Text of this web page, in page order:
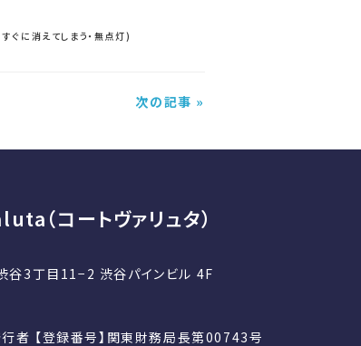
ぐに消えてしまう・無点灯)
次の記事 »
（コートヴァリュタ）
3丁目11−2 渋谷パインビル 4F
者 【登録番号】関東財務局長第00743号